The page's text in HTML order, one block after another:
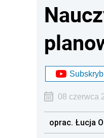
08 czerwca
oprac. Łucja